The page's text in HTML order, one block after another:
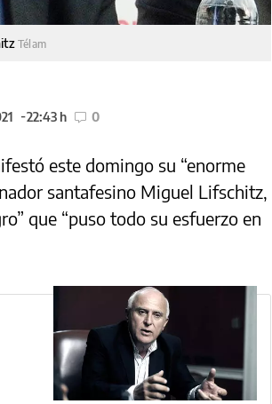
Télam
22:43 h 0
este domingo su “enorme
santafesino Miguel Lifschitz,
que “puso todo su esfuerzo en